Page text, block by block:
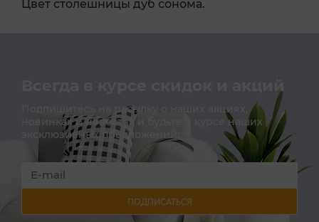
Цвет столешницы дуб сонома.
Всегда в курсе скидок и акций
Подпишитесь на расылку о наших акциях,
новинках и новостях и будьте в курсе наших
эксклюзивных предложений!
ПОДПИСАТЬСЯ